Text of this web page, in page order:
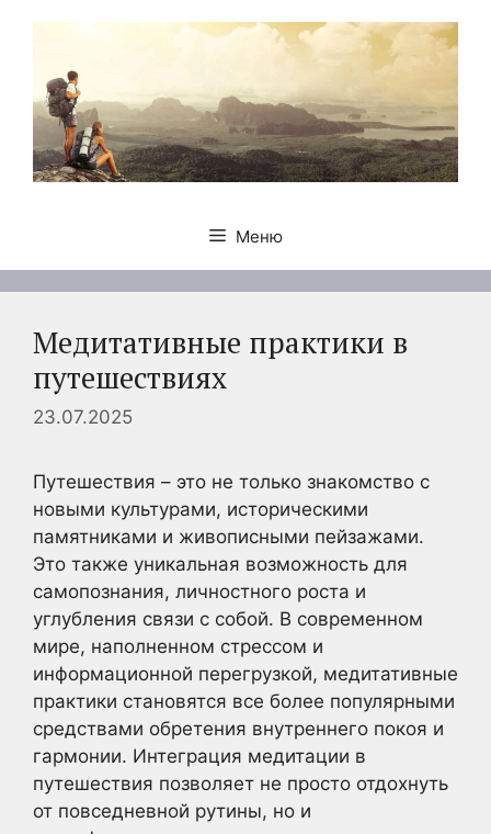
содержимому
Меню
Медитативные практики в
путешествиях
23.07.2025
Путешествия – это не только знакомство с
новыми культурами, историческими
памятниками и живописными пейзажами.
Это также уникальная возможность для
самопознания, личностного роста и
углубления связи с собой. В современном
мире, наполненном стрессом и
информационной перегрузкой, медитативные
практики становятся все более популярными
средствами обретения внутреннего покоя и
гармонии. Интеграция медитации в
путешествия позволяет не просто отдохнуть
от повседневной рутины, но и